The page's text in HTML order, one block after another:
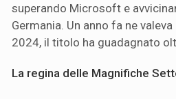
superando Microsoft e
Germania. Un anno fa ne
2024, il titolo ha guadagnato
La regina delle Magnifiche